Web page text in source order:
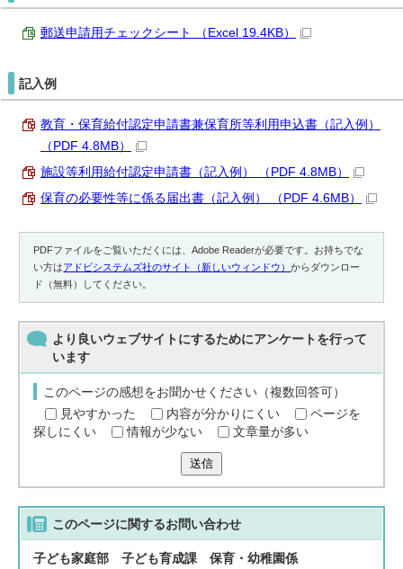
郵送申請用チェックシート （Excel 19.4KB）
記入例
教育・保育給付認定申請書兼保育所等利用申込書（記入例）
（PDF 4.8MB）
施設等利用給付認定申請書（記入例） （PDF 4.8MB）
保育の必要性等に係る届出書（記入例） （PDF 4.6MB）
PDFファイルをご覧いただくには、Adobe Readerが必要です。お持ちでな
い方はアドビシステムズ社のサイト（新しいウィンドウ）からダウンロー
ド（無料）してください。
より良いウェブサイトにするためにアンケートを行って
います
このページの感想をお聞かせください（複数回答可）
見やすかった
内容が分かりにくい
ページを
探しにくい
情報が少ない 文章量が多い
送信
このページに関するお問い合わせ
子ども家庭部 子ども育成課 保育・幼稚園係